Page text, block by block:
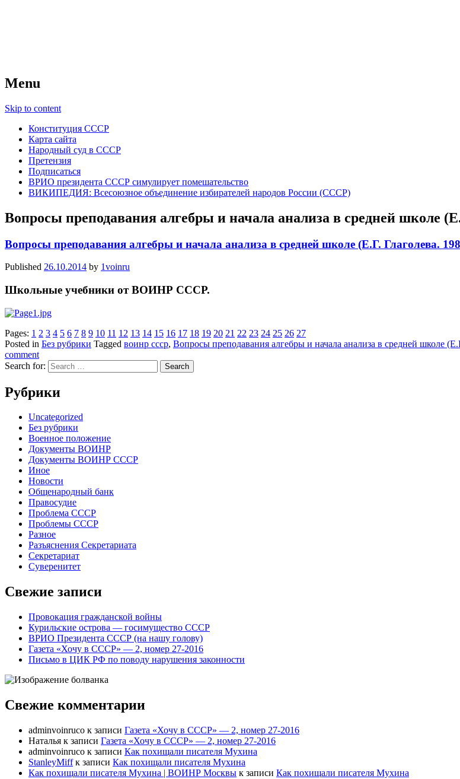
Menu
Skip to content
Конституция СССР
Карта сайта
Народный суд в СССР
Претензия
Подписаться
ВРИО президента СССР симулирует помешательство
ВИКИПЕДИЯ: Всесоюзное объединение избирателей народов России (СССР)
Вопросы преподавания алгебры и начала анализа в средней школе
Вопросы преподавания алгебры и начала анализа в средней школе (Е.Г. Глаголева.
Published 26.10.2014 by 1voinru
Школьные учебники от ВОИНР СССР.
Pages: 1 2 3 4 5 6 7 8 9 10 11 12 13 14 15 16 17 18 19 20 21 22 23 24 25 26 27
Posted in Без рубрики Tagged воинр ссср, Вопросы преподавания алгебры и начала анализа в средней школе
comment
Search for:
Рубрики
Uncategorized
Без рубрики
Военное положение
Документы ВОИНР
Документы ВОИНР СССР
Иное
Новости
Общенародный банк
Правосудие
Проблема СССР
Проблемы СССР
Разное
Разъяснения Секретариата
Секретариат
Суверенитет
Свежие записи
Провокация гражданской войны
Курильские острова — госимущество СССР
ВРИО Президента СССР (на нашу голову)
Газета «Хочу в СССР» — 2, номер 27-2016
Письмо в ЦИК РФ по поводу нарушения законности
Свежие комментарии
adminvoinruco к записи Газета «Хочу в СССР» — 2, номер 27-2016
Наталья к записи Газета «Хочу в СССР» — 2, номер 27-2016
adminvoinruco к записи Как похищали писателя Мухина
StanleyMiffк записи Как похищали писателя Мухина
Как похищали писателя Мухина | ВОИНР Москвы к записи Как похищали писателя Мухина